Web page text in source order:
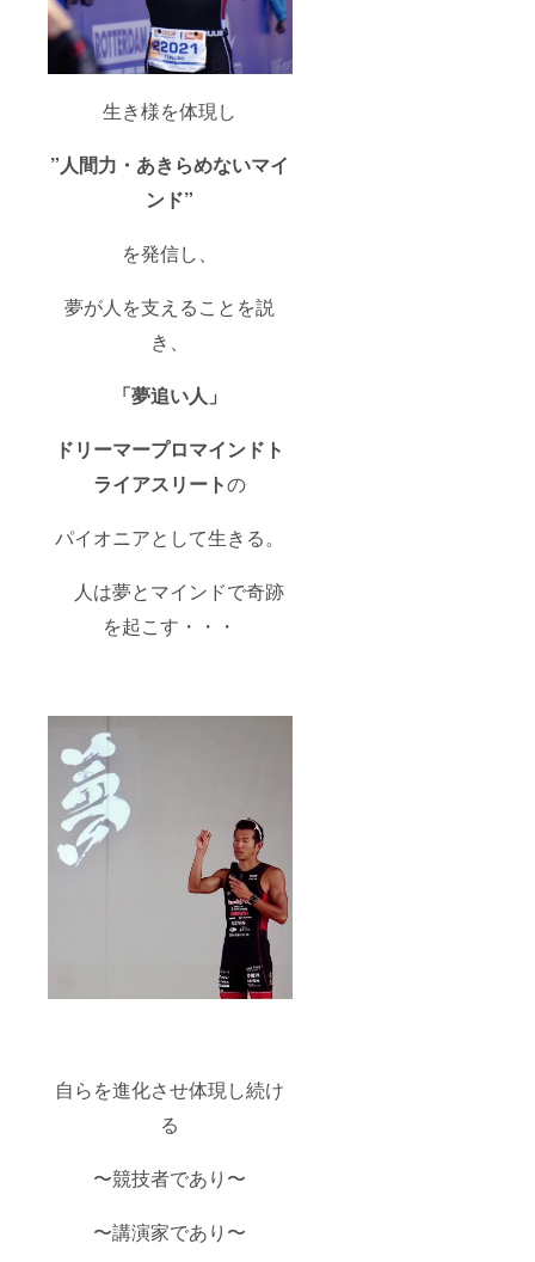
生き様を体現し
”人間力・あきらめないマイ
ンド”
を発信し、
夢が人を支えることを説
き、
「夢追い人」
ドリーマープロマインドト
ライアスリートの
パイオニアとして生きる。
人は夢とマインドで奇跡
を起こす・・・
自らを進化させ体現し続け
る
〜競技者であり〜
〜講演家であり〜